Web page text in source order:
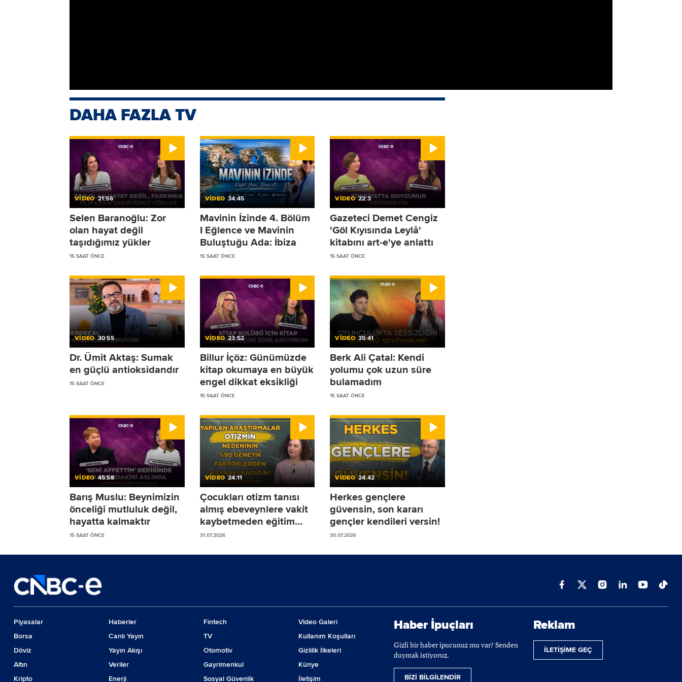
DAHA FAZLA TV
VİDEO 21:56
Selen Baranoğlu: Zor
olan hayat değil
taşıdığımız yükler
15 SAAT ÖNCE
VİDEO 34:45
Mavinin İzinde 4. Bölüm
I Eğlence ve Mavinin
Buluştuğu Ada: İbiza
15 SAAT ÖNCE
VİDEO 22:3
Gazeteci Demet Cengiz
'Göl Kıyısında Leylâ'
kitabını art-e'ye anlattı
15 SAAT ÖNCE
VİDEO 30:55
Dr. Ümit Aktaş: Sumak
en güçlü antioksidandır
15 SAAT ÖNCE
VİDEO 23:52
Billur İçöz: Günümüzde
kitap okumaya en büyük
engel dikkat eksikliği
15 SAAT ÖNCE
VİDEO 35:41
Berk Ali Çatal: Kendi
yolumu çok uzun süre
bulamadım
15 SAAT ÖNCE
VİDEO 45:58
Barış Muslu: Beynimizin
önceliği mutluluk değil,
hayatta kalmaktır
15 SAAT ÖNCE
VİDEO 24:11
Çocukları otizm tanısı
almış ebeveynlere vakit
kaybetmeden eğitim
sürecine başlamalarını
31.07.2026
VİDEO 24:42
Herkes gençlere
güvensin, son kararı
gençler kendileri versin!
30.07.2026
Piyasalar
Borsa
Döviz
Altın
Kripto
Haberler
Canlı Yayın
Yayın Akışı
Veriler
Enerji
Fintech
TV
Otomotiv
Gayrimenkul
Sosyal Güvenlik
Video Galeri
Kullanım Koşulları
Gizlilik İlkeleri
Künye
İletişim
Haber İpuçları
Gizli bir haber ipucunuz mu var? Senden
duymak istiyoruz.
BİZİ BİLGİLENDİR
Reklam
İLETİŞİME GEÇ